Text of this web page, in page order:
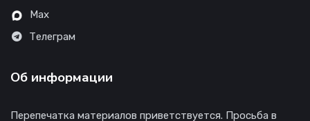
Max
Телеграм
Об информации
Перепечатка материалов приветствуется. Просьба в